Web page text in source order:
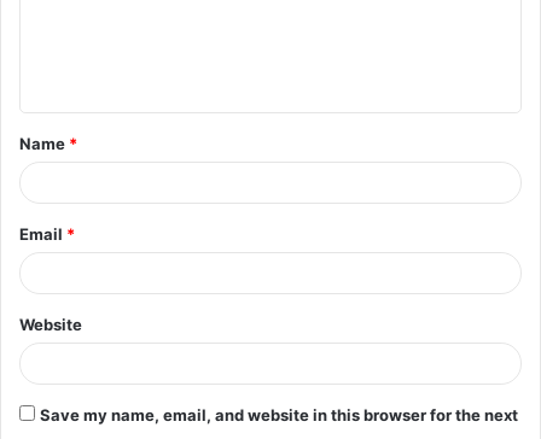
t
*
Name *
Email *
Website
Save my name, email, and website in this browser for the next